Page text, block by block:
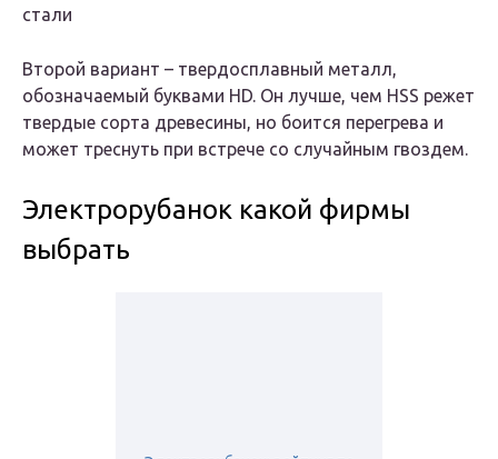
стали
Второй вариант – твердосплавный металл,
обозначаемый буквами HD. Он лучше, чем HSS режет
твердые сорта древесины, но боится перегрева и
может треснуть при встрече со случайным гвоздем.
Электрорубанок какой фирмы
выбрать